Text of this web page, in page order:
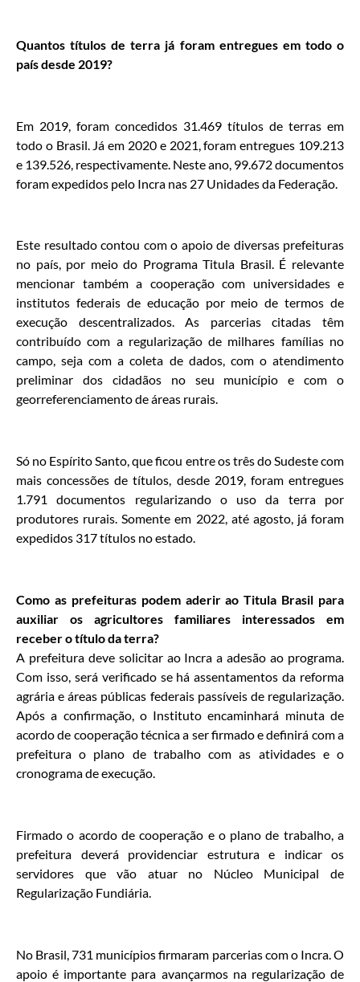
Quantos títulos de terra já foram entregues em todo o
país desde 2019?
Em 2019, foram concedidos 31.469 títulos de terras em
todo o Brasil. Já em 2020 e 2021, foram entregues 109.213
e 139.526, respectivamente. Neste ano, 99.672 documentos
foram expedidos pelo Incra nas 27 Unidades da Federação.
Este resultado contou com o apoio de diversas prefeituras
no país, por meio do Programa Titula Brasil. É relevante
mencionar também a cooperação com universidades e
institutos federais de educação por meio de termos de
execução descentralizados. As parcerias citadas têm
contribuído com a regularização de milhares famílias no
campo, seja com a coleta de dados, com o atendimento
preliminar dos cidadãos no seu município e com o
georreferenciamento de áreas rurais.
Só no Espírito Santo, que ficou entre os três do Sudeste com
mais concessões de títulos, desde 2019, foram entregues
1.791 documentos regularizando o uso da terra por
produtores rurais. Somente em 2022, até agosto, já foram
expedidos 317 títulos no estado.
Como as prefeituras podem aderir ao Titula Brasil para
auxiliar os agricultores familiares interessados em
receber o título da terra?
A prefeitura deve solicitar ao Incra a adesão ao programa.
Com isso, será verificado se há assentamentos da reforma
agrária e áreas públicas federais passíveis de regularização.
Após a confirmação, o Instituto encaminhará minuta de
acordo de cooperação técnica a ser firmado e definirá com a
prefeitura o plano de trabalho com as atividades e o
cronograma de execução.
Firmado o acordo de cooperação e o plano de trabalho, a
prefeitura deverá providenciar estrutura e indicar os
servidores que vão atuar no Núcleo Municipal de
Regularização Fundiária.
No Brasil, 731 municípios firmaram parcerias com o Incra. O
apoio é importante para avançarmos na regularização de